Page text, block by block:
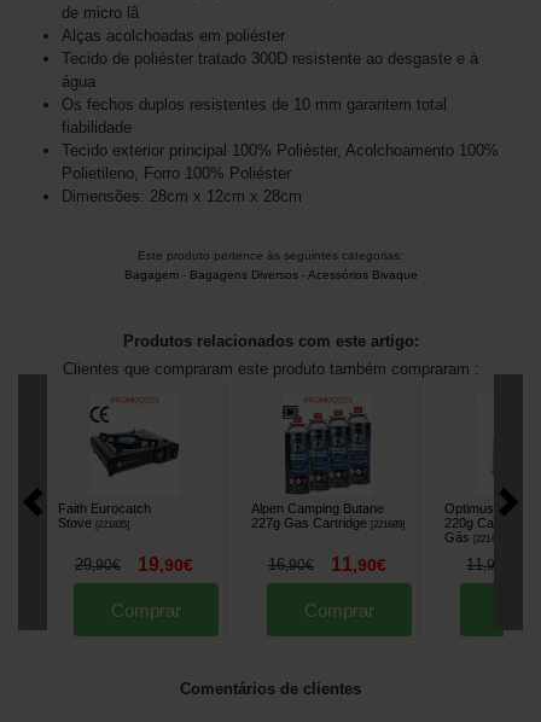
de micro lã
Alças acolchoadas em poliéster
Tecido de poliéster tratado 300D resistente ao desgaste e à
água
Os fechos duplos resistentes de 10 mm garantem total
fiabilidade
Tecido exterior principal 100% Poliéster, Acolchoamento 100%
Polietileno, Forro 100% Poliéster
Dimensões: 28cm x 12cm x 28cm
Este produto pertence às seguintes categorias:
Bagagem- Bagagens Diversos-Acessórios Bivaque
Produtos relacionados com este artigo:
Clientes que compraram este produto também compraram :
Faith Eurocatch
Stove [221835]
29,90€ 19,90€
Comprar
Alpen Camping Butane
227g Gas Cartridge [221689]
16,90€ 11,90€
Comprar
Optimus Gas
220g Cartucho
Gás
[221496
11,90
Comentários de clientes